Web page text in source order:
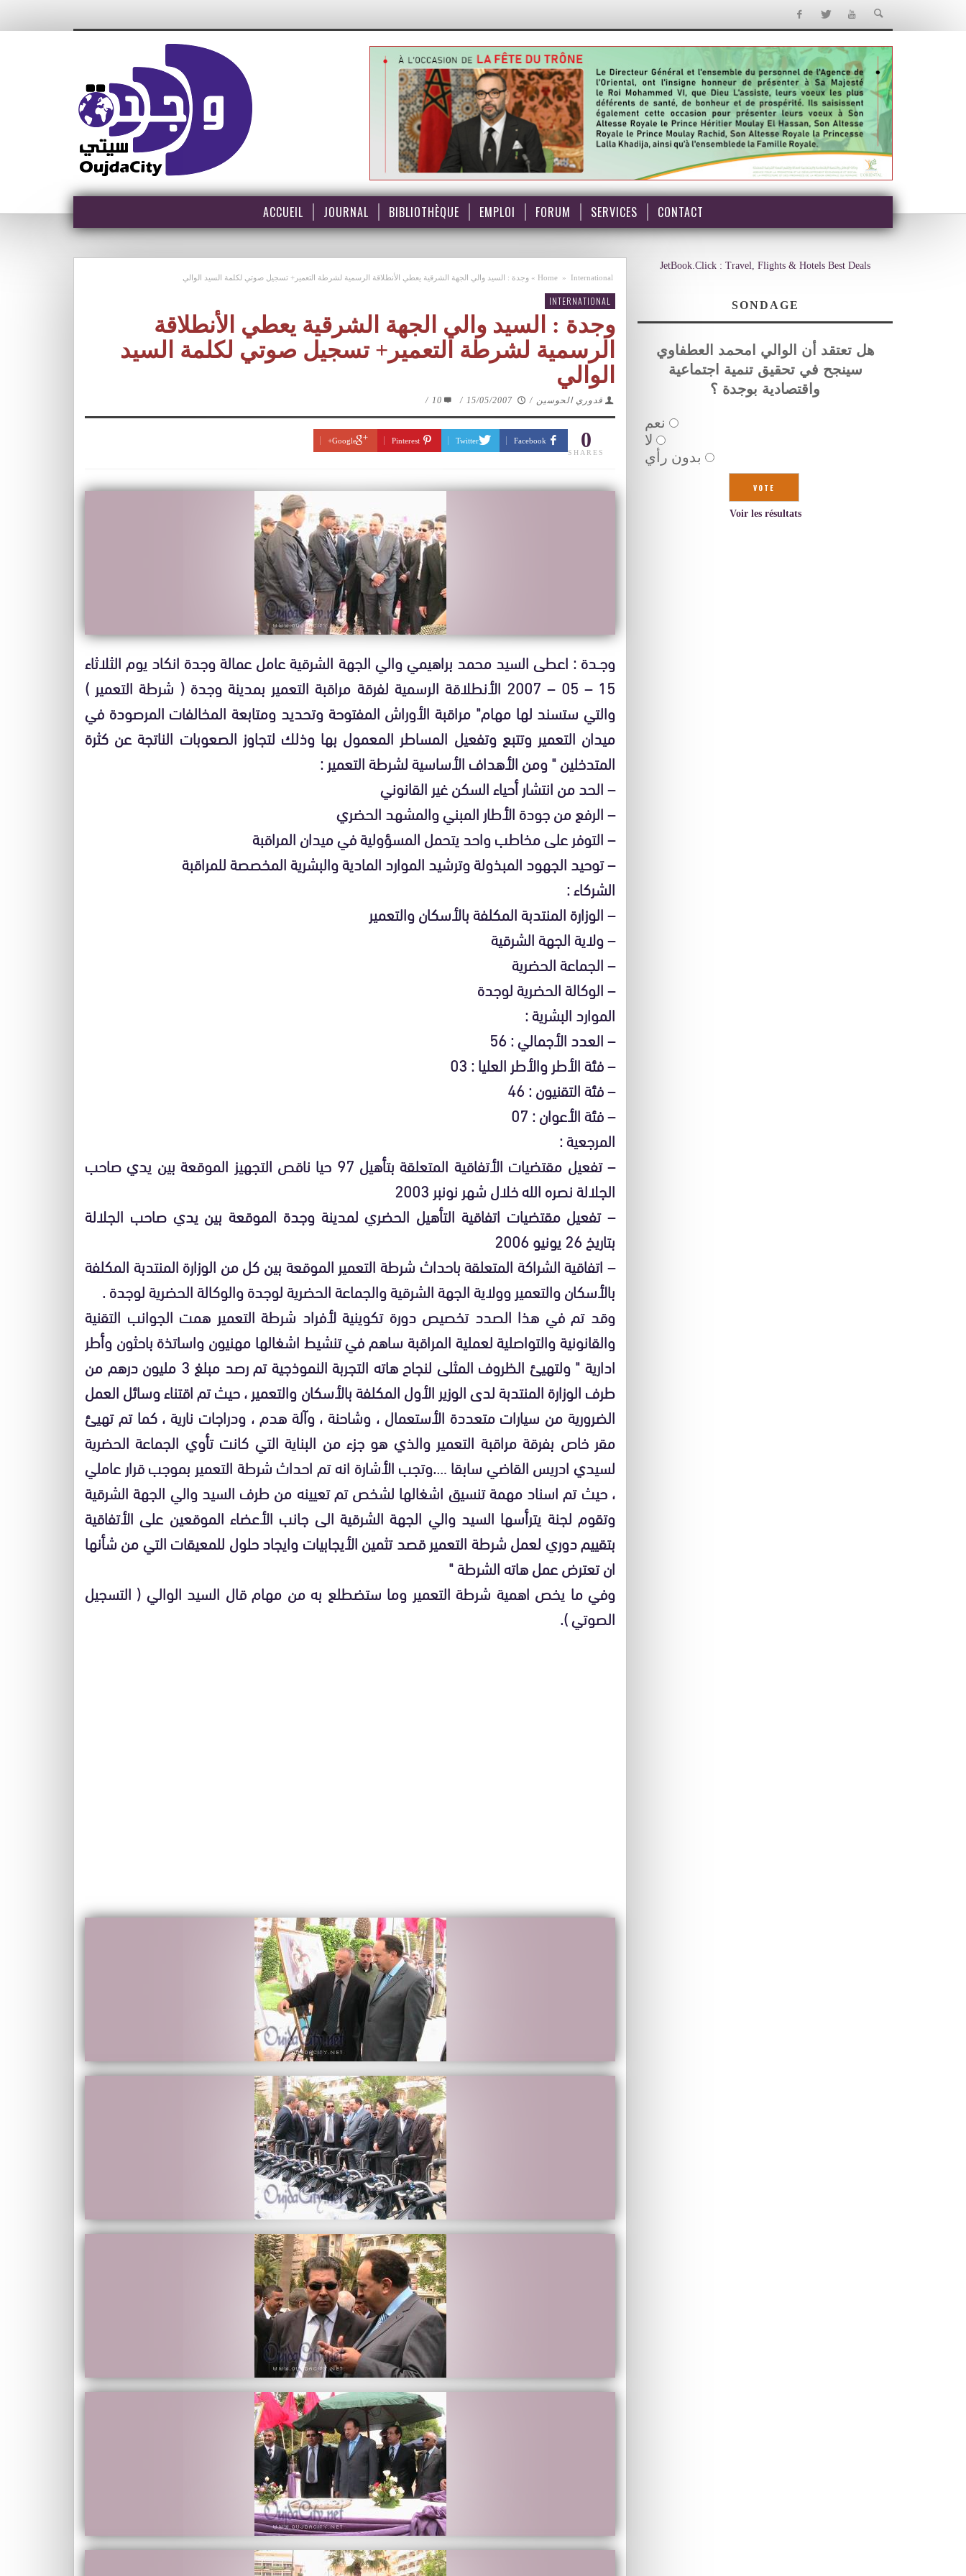
ACCUEIL JOURNAL BIBLIOTHÈQUE EMPLOI FORUM SERVICES CONTACT
Home » International
» وجدة : السيد والي الجهة الشرقية يعطي الأنطلاقة الرسمية لشرطة التعمير+ تسجيل صوتي لكلمة السيد الوالي
INTERNATIONAL
وجدة : السيد والي الجهة الشرقية يعطي الأنطلاقة
الرسمية لشرطة التعمير+ تسجيل صوتي لكلمة السيد
الوالي
قدوري الحوسين /
15/05/2007
/
10
/
0
SHARES
Facebook
Twitter
Pinterest
Google+
وجــدة : اعطى السيد محمد براهيمي والي الجهة الشرقية عامل عمالة وجدة انكاد يوم الثلاثاء
15 – 05 – 2007 الأنطلاقة الرسمية لفرقة مراقبة التعمير بمدينة وجدة ( شرطة التعمير )
والتي ستسند لها مهام" مراقبة الأوراش المفتوحة وتحديد ومتابعة المخالفات المرصودة في
ميدان التعمير وتتبع وتفعيل المساطر المعمول بها وذلك لتجاوز الصعوبات الناتجة عن كثرة
المتدخلين " ومن الأهداف الأساسية لشرطة التعمير :
– الحد من انتشار أحياء السكن غير القانوني
– الرفع من جودة الأطار المبني والمشهد الحضري
– التوفر على مخاطب واحد يتحمل المسؤولية في ميدان المراقبة
– توحيد الجهود المبذولة وترشيد الموارد المادية والبشرية المخصصة للمراقبة
الشركاء :
– الوزارة المنتدبة المكلفة بالأسكان والتعمير
– ولاية الجهة الشرقية
– الجماعة الحضرية
– الوكالة الحضرية لوجدة
الموارد البشرية :
– العدد الأجمالي : 56
– فئة الأطر والأطر العليا : 03
– فئة التقنيون : 46
– فئة الأعوان : 07
المرجعية :
– تفعيل مقتضيات الأتفاقية المتعلقة بتأهيل 97 حيا ناقص التجهيز الموقعة بين يدي صاحب
الجلالة نصره الله خلال شهر نونبر 2003
– تفعيل مقتضيات اتفاقية التأهيل الحضري لمدينة وجدة الموقعة بين يدي صاحب الجلالة
بتاريخ 26 يونيو 2006
– اتفاقية الشراكة المتعلقة باحداث شرطة التعمير الموقعة بين كل من الوزارة المنتدبة المكلفة
بالأسكان والتعمير وولاية الجهة الشرقية والجماعة الحضرية لوجدة والوكالة الحضرية لوجدة .
وقد تم في هذا الصدد تخصيص دورة تكوينية لأفراد شرطة التعمير همت الجوانب التقنية
والقانونية والتواصلية لعملية المراقبة ساهم في تنشيط اشغالها مهنيون واساتذة باحثون وأطر
ادارية " ولتهيئ الظروف المثلى لنجاح هاته التجربة النموذجية تم رصد مبلغ 3 مليون درهم من
طرف الوزارة المنتدبة لدى الوزير الأول المكلفة بالأسكان والتعمير ، حيث تم اقتناء وسائل العمل
الضرورية من سيارات متعددة الأستعمال ، وشاحنة ، وآلة هدم ، ودراجات نارية ، كما تم تهيئ
مقر خاص بفرقة مراقبة التعمير والذي هو جزء من البناية التي كانت تأوي الجماعة الحضرية
لسيدي ادريس القاضي سابقا ….وتجب الأشارة انه تم احداث شرطة التعمير بموجب قرار عاملي
، حيث تم اسناد مهمة تنسيق اشغالها لشخص تم تعيينه من طرف السيد والي الجهة الشرقية
وتقوم لجنة يترأسها السيد والي الجهة الشرقية الى جانب الأعضاء الموقعين على الأتفاقية
بتقييم دوري لعمل شرطة التعمير قصد تثمين الأيجابيات وايجاد حلول للمعيقات التي من شأنها
ان تعترض عمل هاته الشرطة "
وفي ما يخص اهمية شرطة التعمير وما ستضطلع به من مهام قال السيد الوالي ( التسجيل
الصوتي ).
JetBook.Click : Travel, Flights & Hotels Best Deals
SONDAGE
هل تعتقد أن الوالي امحمد العطفاوي
سينجح في تحقيق تنمية اجتماعية
واقتصادية بوجدة ؟
نعم
لا
بدون رأي
Voir les résultats